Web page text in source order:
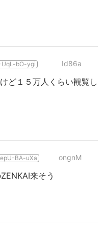
UqL-bO-ygi Id86a
ど１５万人くらい観覧し
BA-uXa ongnM
来そう